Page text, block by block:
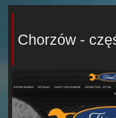
Chorzów -